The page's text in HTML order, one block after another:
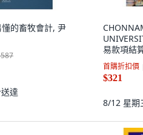
的畜牧會計, 尹
達
易款項結
裝書
首購折扣價
$321
8/12 星期